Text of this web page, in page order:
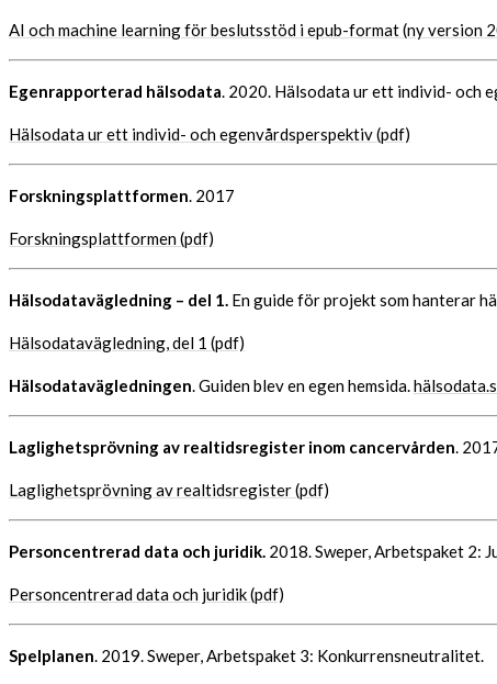
AI och machine learning för beslutsstöd i epub-format (ny version
Egenrapporterad hälsodata. 2020. Hälsodata ur ett individ- och
Hälsodata ur ett individ- och egenvårdsperspektiv (pdf)
Forskningsplattformen. 2017
Forskningsplattformen (pdf)
Hälsodatavägledning – del 1. En guide för projekt som hanterar
Hälsodatavägledning, del 1 (pdf)
Hälsodatavägledningen. Guiden blev en egen hemsida.
Laglighetsprövning av realtidsregister inom cancervården.
Laglighetsprövning av realtidsregister (pdf)
Personcentrerad data och juridik. 2018. Sweper, Arbetspaket 2:
Personcentrerad data och juridik (pdf)
Spelplanen. 2019. Sweper, Arbetspaket 3: Konkurrensneutralitet.